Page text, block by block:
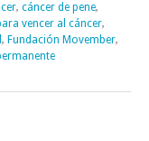
, cáncer de pene,
vencer al cáncer,
, Fundación Movember,